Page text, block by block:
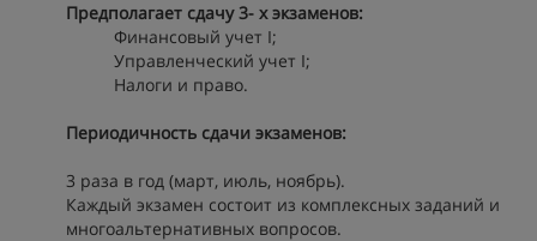
Предполагает сдачу 3- х экзаменов:
Финансовый учет I;
Управленческий учет I;
Налоги и право.
Периодичность сдачи экзаменов:
3 раза в год (март, июль, ноябрь).
Каждый экзамен состоит из комплексных заданий и
многоальтернативных вопросов.